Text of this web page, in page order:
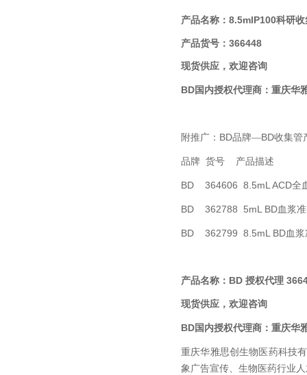
产品名称：8.5mlP100科研收
产品货号：366448
现货供应，欢迎咨询
BD国内授权代理商： 重庆华
附推广： BD品牌—BD收集管
品牌 货号 产品描述
BD 364606 8.5mL ACD全
BD 362788 5mL BD血浆
BD 362799 8.5mL BD血
产品名称： BD 授权代理
现货供应，欢迎咨询
BD国内授权代理商： 重庆华
重庆华雅思创生物医药科技
象广告宣传、生物医药行业